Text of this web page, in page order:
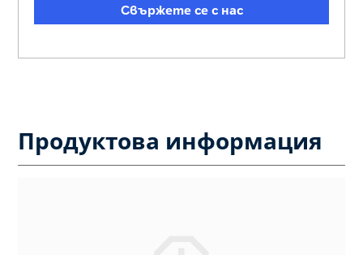
Свържете се с нас
Продуктова информация